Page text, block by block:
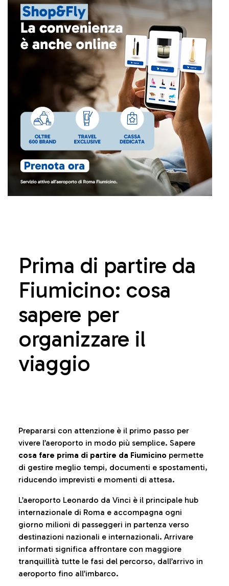
Prima di partire da
Fiumicino: cosa
sapere per
organizzare il
viaggio
Prepararsi con attenzione è il primo passo per
vivere l’aeroporto in modo più semplice. Sapere
cosa fare prima di partire da Fiumicino permette
di gestire meglio tempi, documenti e spostamenti,
riducendo imprevisti e momenti di attesa.
L’aeroporto Leonardo da Vinci è il principale hub
internazionale di Roma e accompagna ogni
giorno milioni di passeggeri in partenza verso
destinazioni nazionali e internazionali. Arrivare
informati significa affrontare con maggiore
tranquillità tutte le fasi del percorso, dall’arrivo in
aeroporto fino all’imbarco.